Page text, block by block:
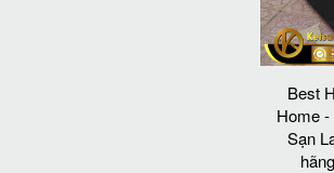
Best
Home
Sạn